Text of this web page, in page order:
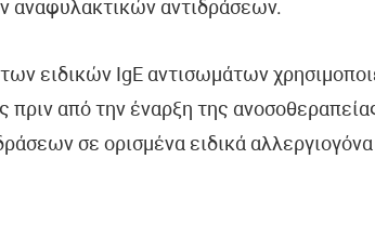
αναφυλακτικών αντιδράσεων.
ειδικών IgE αντισωμάτων
πριν από την έναρξη της
σε ορισμένα ειδικά